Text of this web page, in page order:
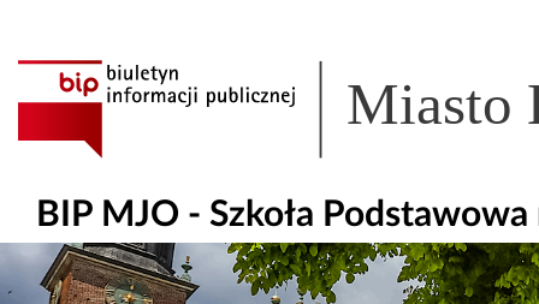
Miasto
BIP MJO - Szkoła